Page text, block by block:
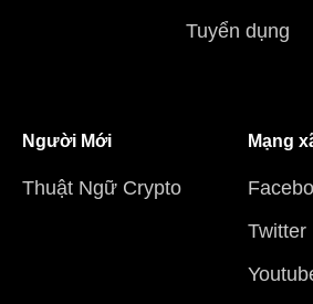
Tuyển dụng
Người Mới
Thuật Ngữ Crypto
Mạng
Twitter